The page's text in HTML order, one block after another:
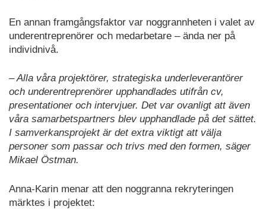
En annan framgångsfaktor var noggrannheten i valet av
underentreprenörer och medarbetare – ända ner på
individnivå.
– Alla våra projektörer, strategiska underleverantörer
och underentreprenörer upphandlades utifrån cv,
presentationer och intervjuer. Det var ovanligt att även
våra samarbetspartners blev upphandlade på det sättet.
I samverkansprojekt är det extra viktigt att välja
personer som passar och trivs med den formen, säger
Mikael Östman.
Anna-Karin menar att den noggranna rekryteringen
märktes i projektet: